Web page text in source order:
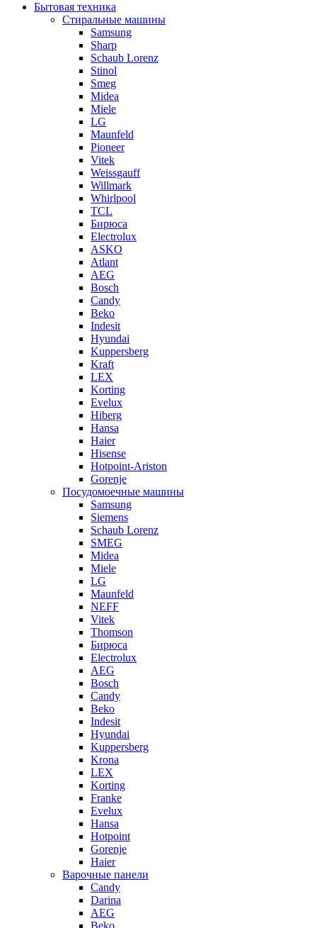
Бытовая техника
Стиральные машины
Samsung
Sharp
Schaub Lorenz
Stinol
Smeg
Midea
Miele
LG
Maunfeld
Pioneer
Vitek
Weissgauff
Willmark
Whirlpool
TCL
Бирюса
Electrolux
ASKO
Atlant
AEG
Bosch
Candy
Beko
Indesit
Hyundai
Kuppersberg
Kraft
LEX
Korting
Evelux
Hiberg
Hansa
Haier
Hisense
Hotpoint-Ariston
Gorenje
Посудомоечные машины
Samsung
Siemens
Schaub Lorenz
SMEG
Midea
Miele
LG
Maunfeld
NEFF
Vitek
Thomson
Бирюса
Electrolux
AEG
Bosch
Candy
Beko
Indesit
Hyundai
Kuppersberg
Krona
LEX
Korting
Franke
Evelux
Hansa
Hotpoint
Gorenje
Haier
Варочные панели
Candy
Darina
AEG